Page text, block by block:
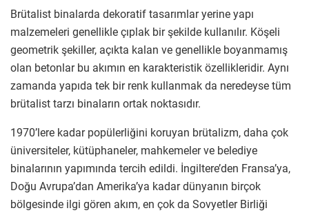
Brütalist binalarda dekoratif tasarımlar yerine yapı
malzemeleri genellikle çıplak bir şekilde kullanılır. Köşeli
geometrik şekiller, açıkta kalan ve genellikle boyanmamış
olan betonlar bu akımın en karakteristik özellikleridir. Aynı
zamanda yapıda tek bir renk kullanmak da neredeyse tüm
brütalist tarzı binaların ortak noktasıdır.
1970’lere kadar popülerliğini koruyan brütalizm, daha çok
üniversiteler, kütüphaneler, mahkemeler ve belediye
binalarının yapımında tercih edildi. İngiltere’den Fransa’ya,
Doğu Avrupa’dan Amerika’ya kadar dünyanın birçok
bölgesinde ilgi gören akım, en çok da Sovyetler Birliği